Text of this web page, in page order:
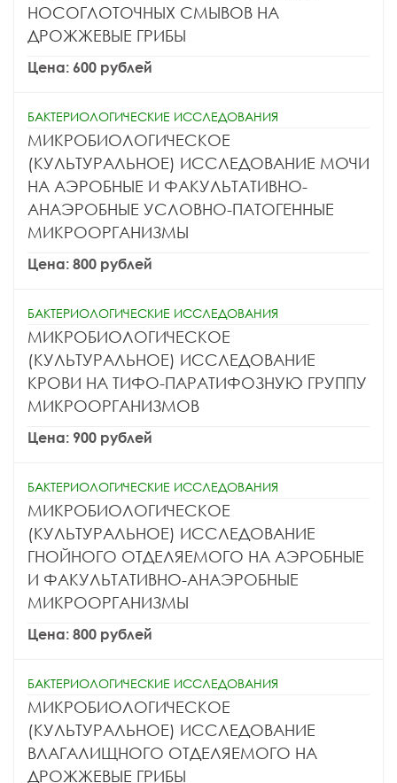
НОСОГЛОТОЧНЫХ СМЫВОВ НА
ДРОЖЖЕВЫЕ ГРИБЫ
Цена: 600 рублей
БАКТЕРИОЛОГИЧЕСКИЕ ИССЛЕДОВАНИЯ
МИКРОБИОЛОГИЧЕСКОЕ
(КУЛЬТУРАЛЬНОЕ) ИССЛЕДОВАНИЕ МОЧИ
НА АЭРОБНЫЕ И ФАКУЛЬТАТИВНО-
АНАЭРОБНЫЕ УСЛОВНО-ПАТОГЕННЫЕ
МИКРООРГАНИЗМЫ
Цена: 800 рублей
БАКТЕРИОЛОГИЧЕСКИЕ ИССЛЕДОВАНИЯ
МИКРОБИОЛОГИЧЕСКОЕ
(КУЛЬТУРАЛЬНОЕ) ИССЛЕДОВАНИЕ
КРОВИ НА ТИФО-ПАРАТИФОЗНУЮ ГРУППУ
МИКРООРГАНИЗМОВ
Цена: 900 рублей
БАКТЕРИОЛОГИЧЕСКИЕ ИССЛЕДОВАНИЯ
МИКРОБИОЛОГИЧЕСКОЕ
(КУЛЬТУРАЛЬНОЕ) ИССЛЕДОВАНИЕ
ГНОЙНОГО ОТДЕЛЯЕМОГО НА АЭРОБНЫЕ
И ФАКУЛЬТАТИВНО-АНАЭРОБНЫЕ
МИКРООРГАНИЗМЫ
Цена: 800 рублей
БАКТЕРИОЛОГИЧЕСКИЕ ИССЛЕДОВАНИЯ
МИКРОБИОЛОГИЧЕСКОЕ
(КУЛЬТУРАЛЬНОЕ) ИССЛЕДОВАНИЕ
ВЛАГАЛИЩНОГО ОТДЕЛЯЕМОГО НА
ДРОЖЖЕВЫЕ ГРИБЫ